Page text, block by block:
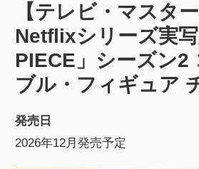
【テレビ・マスタ
Netflixシリーズ実
PIECE」シーズン2
ブル・フィギュア
発売日
2026年12月発売予定